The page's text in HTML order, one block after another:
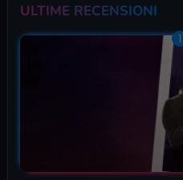
ULTIME RECENSIONI